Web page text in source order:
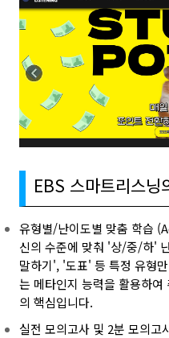
EBS 스마트리스닝
유형별/난이도별 맞춤 학습
신의 수준에 맞춰 '상/중/하'
말하기', '도표' 등 특정 유형
는 메타인지 능력을 활용하
의 핵심입니다.
실전 모의고사 및 2분 모의